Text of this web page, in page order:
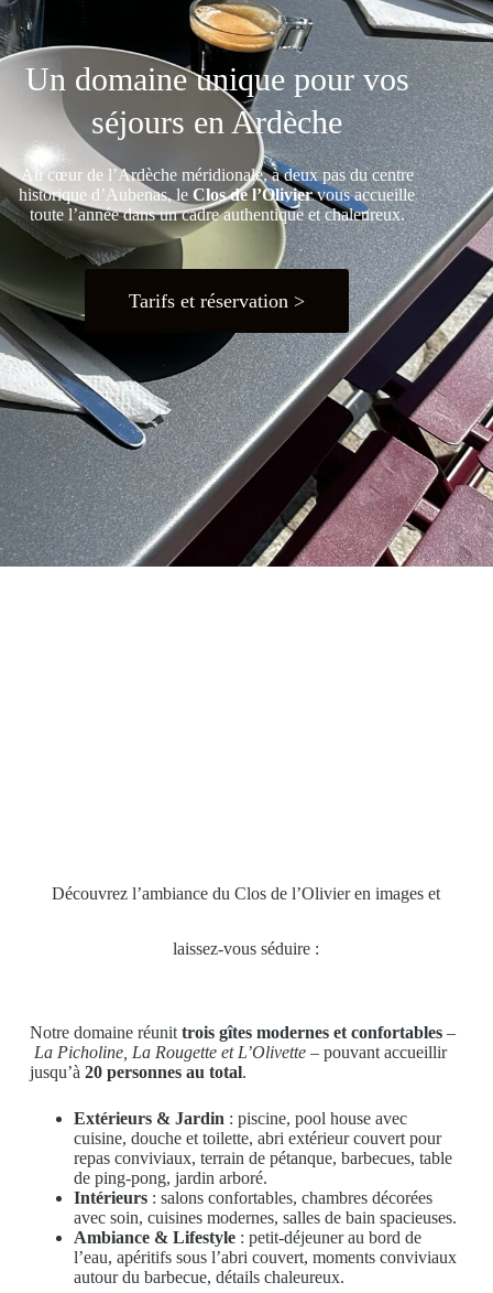
Un domaine unique pour vos
séjours en Ardèche
Au cœur de l’Ardèche méridionale, à deux pas du centre
historique d’Aubenas, leClos de l’Oliviervous accueille
toute l’année dans un cadre authentique et chaleureux.
Tarifs et réservation >
Découvrez l’ambiance du Clos de l’Olivier en images et
laissez-vous séduire :
Notre domaine réunit trois gîtes modernes et confortables–
La Picholine, La Rougette et L’Olivette– pouvant accueillir
jusqu’à 20 personnes au total.
Extérieurs & Jardin : piscine, pool house avec
cuisine, douche et toilette, abri extérieur couvert pour
repas conviviaux, terrain de pétanque, barbecues, table
de ping-pong, jardin arboré.
Intérieurs: salons confortables, chambres décorées
avec soin, cuisines modernes, salles de bain spacieuses.
Ambiance & Lifestyle: petit-déjeuner au bord de
l’eau, apéritifs sous l’abri couvert, moments conviviaux
autour du barbecue, détails chaleureux.